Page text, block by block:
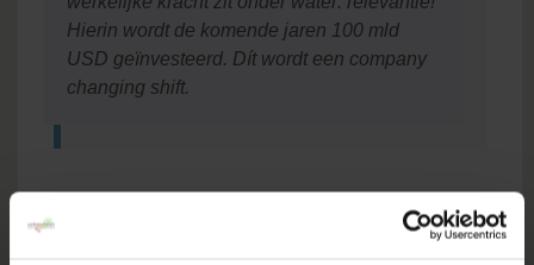
Hierin wordt de komende jaren 100 mld
USD geïnvesteerd. Dít wordt een company
changing shift.